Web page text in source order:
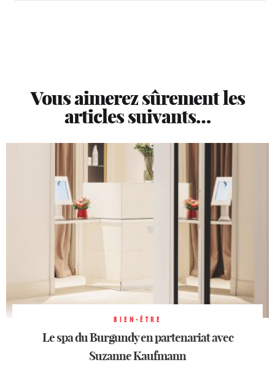
Vous aimerez sûrement les
articles suivants…
BIEN-ÊTRE
Le spa du Burgundy en partenariat avec
Suzanne Kaufmann
BIEN-ÊTRE
Le spa du Burgundy en partenariat avec
Suzanne Kaufmann
BIEN-ÊTRE
Le spa du Burgundy en partenariat avec
Suzanne Kaufmann